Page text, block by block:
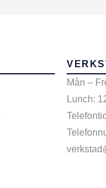
Mån –
Lunch: